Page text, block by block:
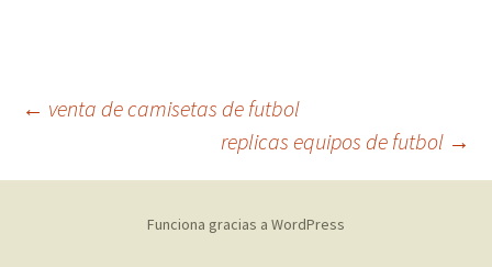
Navegación
de
← venta de camisetas de futbol
replicas equipos de futbol →
Funciona gracias a WordPress